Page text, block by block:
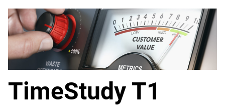
TimeStudy T1